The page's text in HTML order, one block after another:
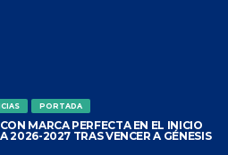
PORTADA
MARCA PERFECTA EN EL INICIO
2026-2027 TRAS VENCER A GÉNESIS